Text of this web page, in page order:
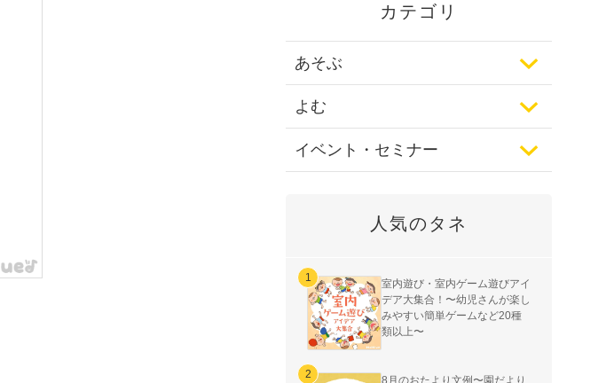
カテゴリ
あそぶ
よむ
イベント・セミナー
人気のタネ
室内遊び・室内ゲーム遊びアイ
デア大集合！〜幼児さんが楽し
みやすい簡単ゲームなど20種
類以上〜
8月のおたより文例〜園だより